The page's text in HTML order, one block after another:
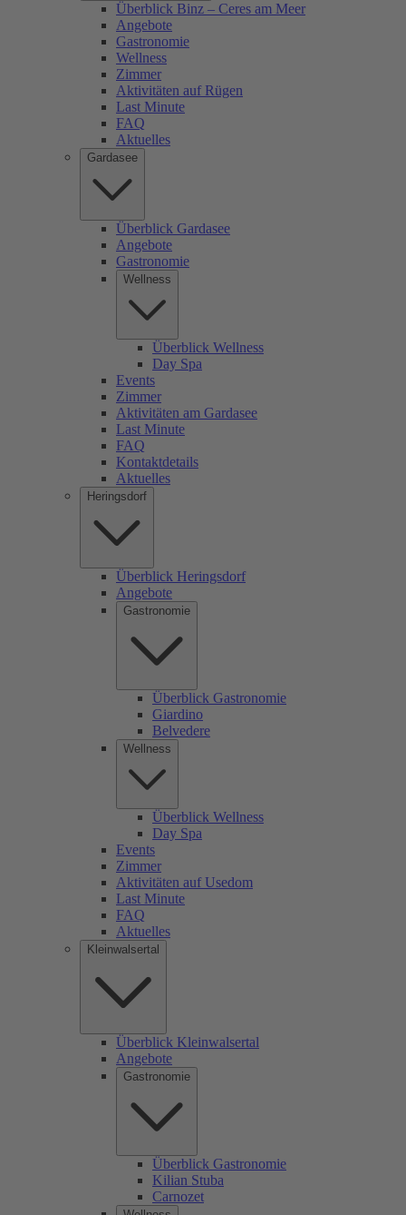
Überblick Binz – Ceres am Meer
Angebote
Gastronomie
Wellness
Zimmer
Aktivitäten auf Rügen
Last Minute
FAQ
Aktuelles
Gardasee
Überblick Gardasee
Angebote
Gastronomie
Wellness
Überblick Wellness
Day Spa
Events
Zimmer
Aktivitäten am Gardasee
Last Minute
FAQ
Kontaktdetails
Aktuelles
Heringsdorf
Überblick Heringsdorf
Angebote
Gastronomie
Überblick Gastronomie
Giardino
Belvedere
Wellness
Überblick Wellness
Day Spa
Events
Zimmer
Aktivitäten auf Usedom
Last Minute
FAQ
Aktuelles
Kleinwalsertal
Überblick Kleinwalsertal
Angebote
Gastronomie
Überblick Gastronomie
Kilian Stuba
Carnozet